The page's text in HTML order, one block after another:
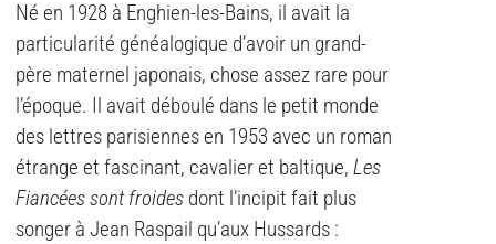
Né en 1928 à Enghien-les-Bains, il avait la
particularité généalogique d’avoir un grand-
père maternel japonais, chose assez rare pour
l’époque. Il avait déboulé dans le petit monde
des lettres parisiennes en 1953 avec un roman
étrange et fascinant, cavalier et baltique, Les
Fiancées sont froides dont l’incipit fait plus
songer à Jean Raspail qu’aux Hussards :